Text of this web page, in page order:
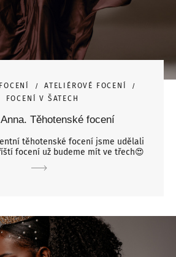
ATELIÉROVÉ FOCENÍ
FOCENÍ V ŠATECH
Těhotenské focení
těhotenské focení jsme udělali
focení už budeme mít ve třech😍